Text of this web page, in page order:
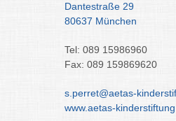
Dantestraße 29
80637 München
Tel: 089 15986960
Fax: 089 159869620
s.perret@aetas-
www.aetas-